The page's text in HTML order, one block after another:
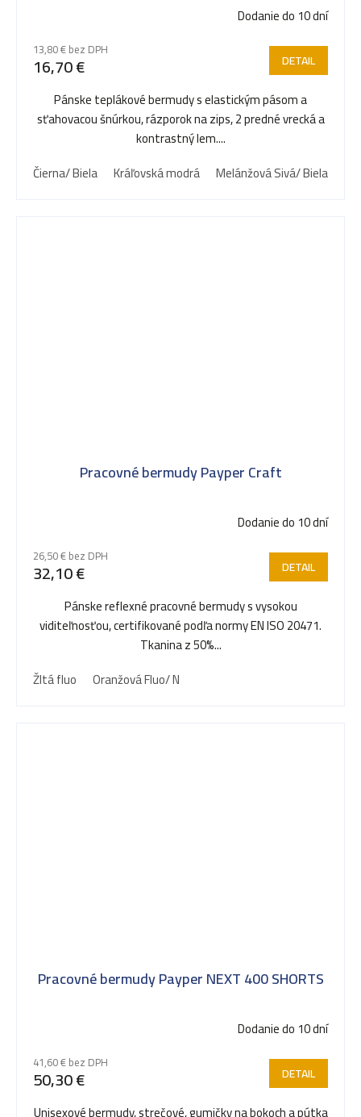
Dodanie do 10 dní
13,80 € bez DPH
16,70 € DETAIL
Pánske teplákové bermudy s elastickým pásom a
sťahovacou šnúrkou, rázporok na zips, 2 predné vrecká a
kontrastný lem....
Čierna/ Biela
Kráľovská modrá Melánžová Sivá/ Biela
Pracovné bermudy Payper Craft
Dodanie do 10 dní
26,50 € bez DPH
32,10 € DETAIL
Pánske reflexné pracovné bermudy s vysokou
viditeľnosťou, certifikované podľa normy EN ISO 20471.
Tkanina z 50%...
Žltá fluo
Oranžová Fluo/ N
Pracovné bermudy Payper NEXT 400 SHORTS
Dodanie do 10 dní
41,60 € bez DPH
50,30 € DETAIL